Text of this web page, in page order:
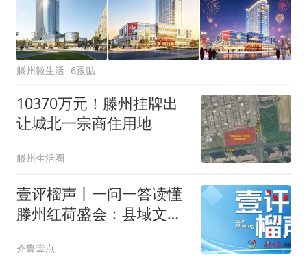
滕州微生活 6跟贴
10370万元！滕州挂牌出
让城北一宗商住用地
滕州生活圈
壹评榴声丨一问一答读懂
滕州红荷盛会：县域文旅
齐鲁壹点